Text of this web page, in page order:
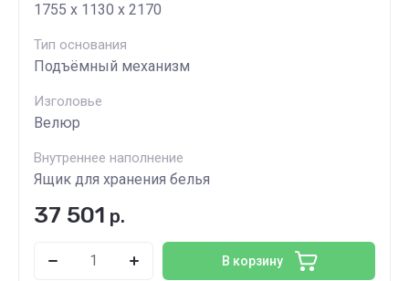
1755 х 1130 х 2170
Тип основания
Подъёмный механизм
Изголовье
Велюр
Внутреннее наполнение
Ящик для хранения белья
37 501 р.
В корзину